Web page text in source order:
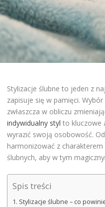
Stylizacje ślubne to jeden z
zapisuje się w pamięci.
zwłaszcza w obliczu
indywidualny styl to kluczowe
wyrazić swoją osobowość.
harmonizować z
ślubnych, aby w tym
Spis treści
Stylizacje ślubne – co